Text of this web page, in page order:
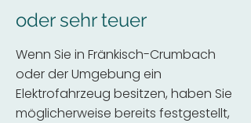
oder sehr teuer
Wenn Sie in Fränkisch-Crumbach
oder der Umgebung ein
Elektrofahrzeug besitzen, haben Sie
möglicherweise bereits festgestellt,